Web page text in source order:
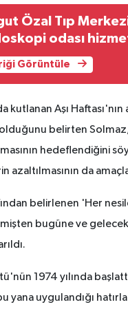
Özal Tıp
odası
Görüntüle
kutlanan Aşı
belirten
hedeflendiğini
azaltılmasının da
belirlenen 'Her
bugüne ve
1974 yılında
yana uygulandığı